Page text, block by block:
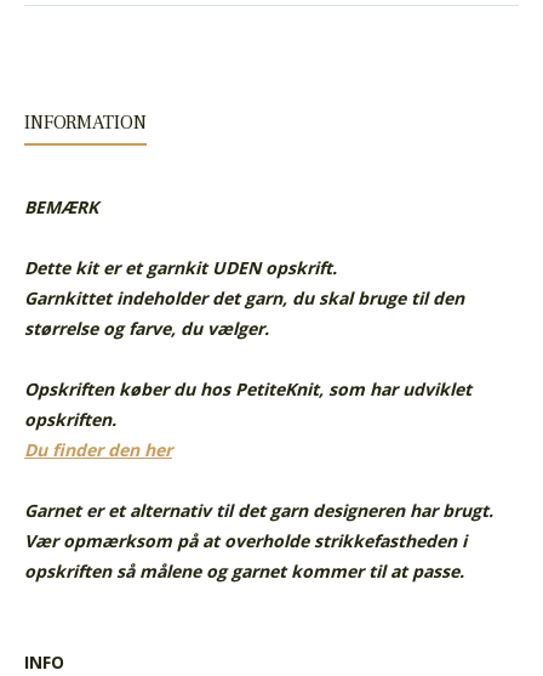
INFORMATION
BEMÆRK
Dette kit er et garnkit UDEN opskrift.
Garnkittet indeholder det garn, du skal bruge til den
størrelse og farve, du vælger.
Opskriften køber du hos PetiteKnit, som har udviklet
opskriften.
Du finder den her
Garnet er et alternativ til det garn designeren har brugt.
Vær opmærksom på at overholde strikkefastheden i
opskriften så målene og garnet kommer til at passe.
INFO